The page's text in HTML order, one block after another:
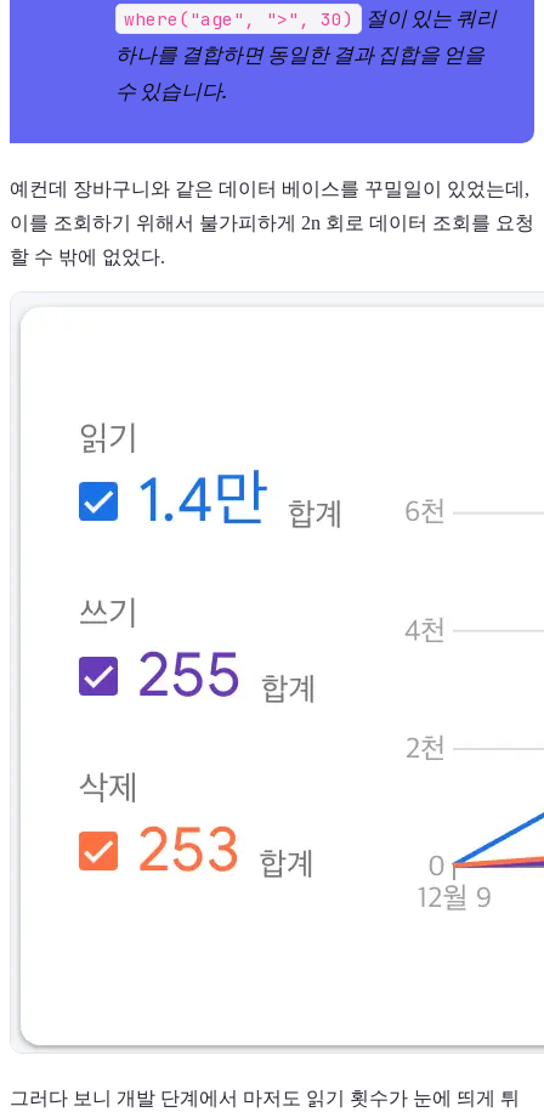
where("age", ">", 30)
절이 있는 쿼리
하나를 결합하면 동일한 결과 집합을 얻을
수 있습니다.
예컨데 장바구니와 같은 데이터 베이스를 꾸밀일이 있었는데,
이를 조회하기 위해서 불가피하게 2n 회로 데이터 조회를 요청
할 수 밖에 없었다.
그러다 보니 개발 단계에서 마저도 읽기 횟수가 눈에 띄게 튀